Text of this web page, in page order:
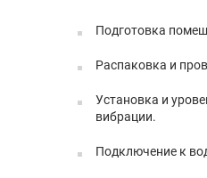
Подготовка
Распаковка и
Установка и
вибрации.
Подключение к